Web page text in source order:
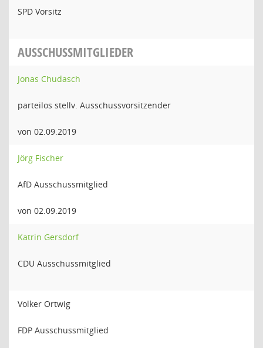
SPD Vorsitz
AUSSCHUSSMITGLIEDER
Jonas Chudasch
parteilos stellv. Ausschussvorsitzender
von 02.09.2019
Jörg Fischer
AfD Ausschussmitglied
von 02.09.2019
Katrin Gersdorf
CDU Ausschussmitglied
Volker Ortwig
FDP Ausschussmitglied